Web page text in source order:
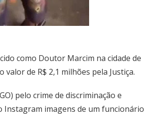
como Doutor Marcim na cidade de
de R$ 2,1 milhões pela Justiça.
pelo crime de discriminação e
Instagram imagens de um funcionário